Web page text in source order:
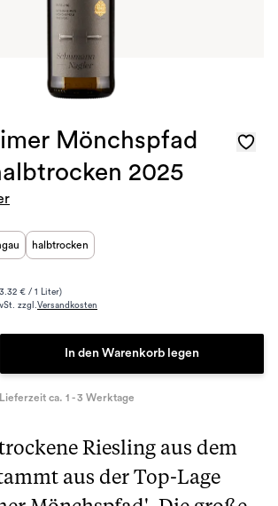
Mönchspfad
2025
halbtrocken
€ / 1 Liter)
zzgl.Versandkosten
In den Warenkorb legen
ca. 1 - 3 Werktage
Riesling aus dem
aus der Top-Lage